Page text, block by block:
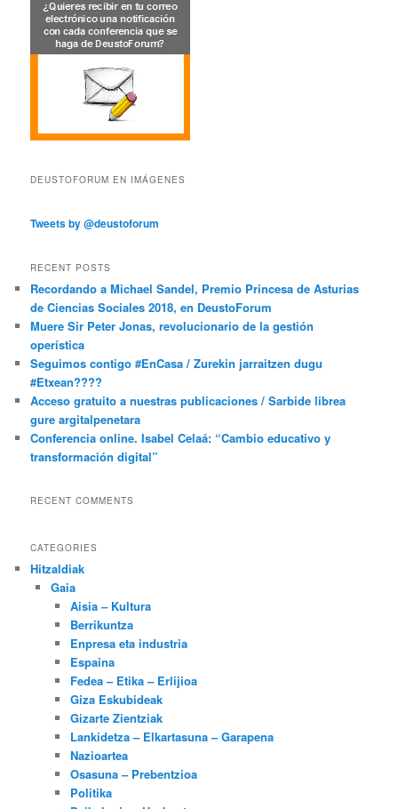
DEUSTOFORUM EN IMÁGENES
Tweets by @deustoforum
RECENT POSTS
Recordando a Michael Sandel, Premio Princesa de Asturias
de Ciencias Sociales 2018, en DeustoForum
Muere Sir Peter Jonas, revolucionario de la gestión
operística
Seguimos contigo #EnCasa / Zurekin jarraitzen dugu
#Etxean????
Acceso gratuito a nuestras publicaciones / Sarbide librea
gure argitalpenetara
Conferencia online. Isabel Celaá: “Cambio educativo y
transformación digital”
RECENT COMMENTS
CATEGORIES
Hitzaldiak
Gaia
Aisia – Kultura
Berrikuntza
Enpresa eta industria
Espaina
Fedea – Etika – Erlijioa
Giza Eskubideak
Gizarte Zientziak
Lankidetza – Elkartasuna – Garapena
Nazioartea
Osasuna – Prebentzioa
Politika